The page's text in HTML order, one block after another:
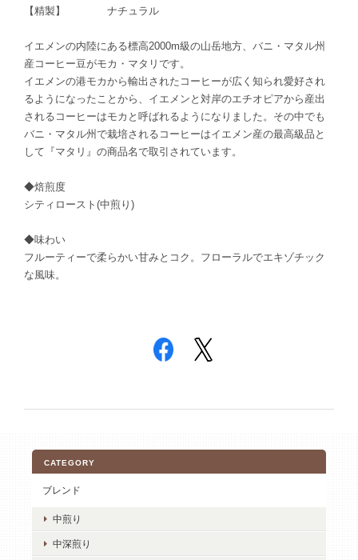
【精製】 ナチュラル
イエメンの内陸にある標高2000m級の山岳地方、バニ・マタル州
産コーヒー豆がモカ・マタリです。
イエメンの港モカから輸出されたコーヒーが広く知られ愛好され
るようになったことから、イエメンと対岸のエチオピアから産出
されるコーヒーはモカと呼ばれるようになりました。その中でも
バニ・マタル州で栽培されるコーヒーはイエメン産の最高級品と
して『マタリ』の商品名で取引されています。
◆焙煎度
シティロースト(中煎り)
◆味わい
フルーティーで柔らかい甘みとコク。フローラルでエキゾチック
な風味。
CATEGORY
ブレンド
中煎り
中深煎り